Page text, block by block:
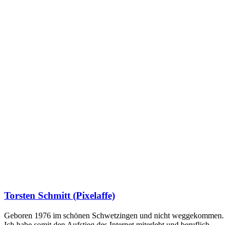
Torsten Schmitt (Pixelaffe)
Geboren 1976 im schönen Schwetzingen und nicht weggekommen.